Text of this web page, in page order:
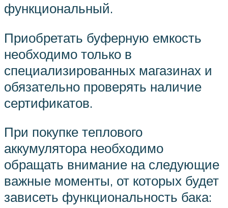
функциональный.
Приобретать буферную емкость
необходимо только в
специализированных магазинах и
обязательно проверять наличие
сертификатов.
При покупке теплового
аккумулятора необходимо
обращать внимание на следующие
важные моменты, от которых будет
зависеть функциональность бака: